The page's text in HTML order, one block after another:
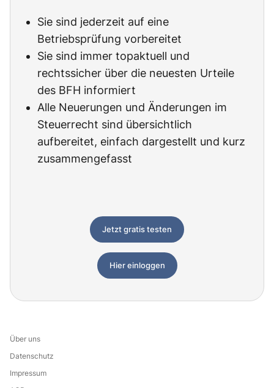
Sie sind jederzeit auf eine
Betriebsprüfung vorbereitet
Sie sind immer topaktuell und
rechtssicher über die neuesten Urteile
des BFH informiert
Alle Neuerungen und Änderungen im
Steuerrecht sind übersichtlich
aufbereitet, einfach dargestellt und kurz
zusammengefasst
Jetzt gratis testen
Hier einloggen
Über uns
Datenschutz
Impressum